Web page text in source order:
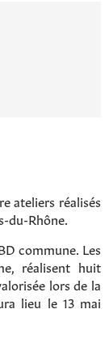
ateliers réalisés
du-Rhône.
commune. Les
réalisent huit
lors de la
lieu le 13 mai